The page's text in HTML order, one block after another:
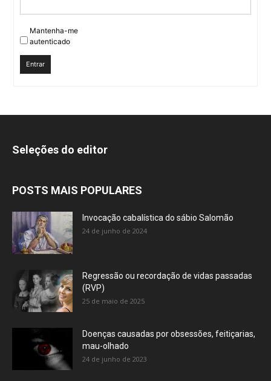
Mantenha-me
autenticado
Entrar
Seleções do editor
POSTS MAIS POPULARES
Invocação cabalística do sábio Salomão
24 de junho de 2024
Regressão ou recordação de vidas passadas
(RVP)
25 de maio de 2025
Doenças causadas por obsessões, feitiçarias,
mau-olhado
24 de junho de 2023